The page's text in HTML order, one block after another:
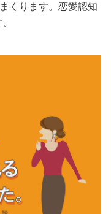
くります。恋愛認知